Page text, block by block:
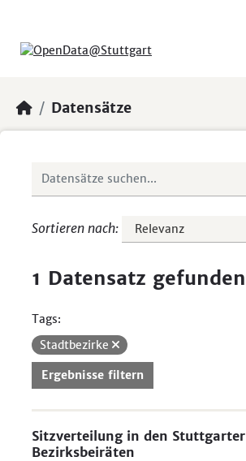
Datensätze
Sortieren nach
1 Datensatz gefunden
Tags:
Stadtbezirke
Ergebnisse filtern
Sitzverteilung in den Stuttgarter
Bezirksbeiräten